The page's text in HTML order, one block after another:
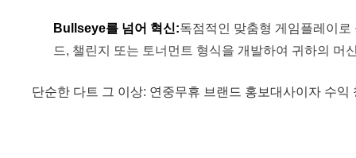
Bullseye를 넘어 혁신:독점적인 맞춤형 게임플레이
드, 챌린지 또는 토너먼트 형식을 개발하여 귀하의 머
단순한 다트 그 이상: 연중무휴 브랜드 홍보대사이자 수익